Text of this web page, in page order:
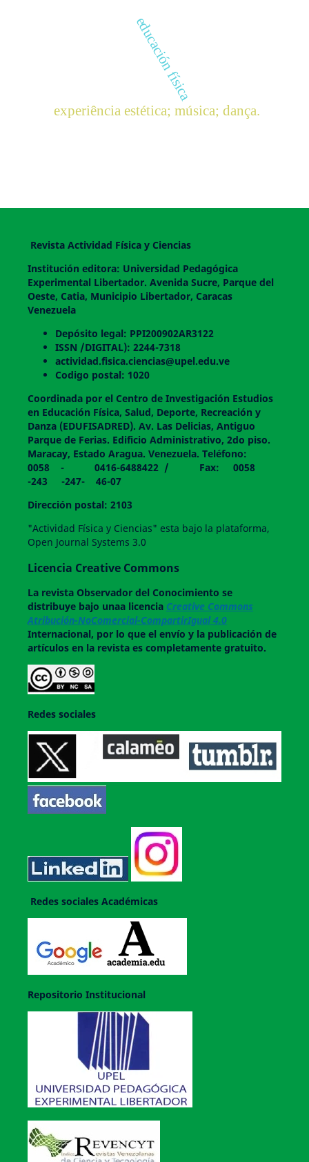
educación física
experiência estética; música; dança.
Revista Actividad Física y Ciencias
Institución editora: Universidad Pedagógica
Experimental Libertador. Avenida Sucre, Parque del
Oeste, Catia, Municipio Libertador, Caracas
Venezuela
Depósito legal: PPI200902AR3122
ISSN /DIGITAL): 2244-7318
actividad.fisica.ciencias@upel.edu.ve
Codigo postal: 1020
Coordinada por el Centro de Investigación Estudios
en Educación Física, Salud, Deporte, Recreación y
Danza (EDUFISADRED). Av. Las Delicias, Antiguo
Parque de Ferias. Edificio Administrativo, 2do piso.
Maracay, Estado Aragua. Venezuela. Teléfono:
0058 - 0416-6488422 / Fax: 0058
-243 -247- 46-07
Dirección postal: 2103
"Actividad Física y Ciencias" esta bajo la plataforma,
Open Journal Systems 3.0
Licencia Creative Commons
La revistaObservador del Conocimiento se
distribuye bajo unaa licencia Creative Commons
Atribución-NoComercial-CompartirIgual 4.0
Internacional, por lo que el envío y la publicación de
artículos en la revista es completamente gratuito.
Redes sociales
Redes sociales Académicas
Repositorio Institucional